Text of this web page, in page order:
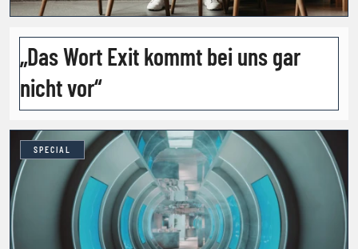
„Das Wort Exit kommt bei uns gar
nicht vor“
SPECIAL